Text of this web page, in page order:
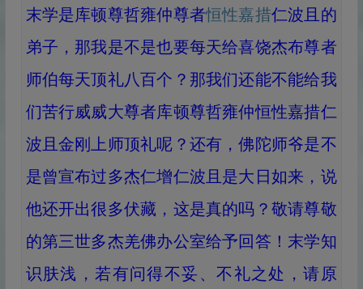
末学是库顿尊哲雍仲尊者恒性嘉措仁波且的
弟子，那我是不是也要每天给喜饶杰布尊者
师伯每天顶礼八百个？那我们还能不能给我
们苦行威威大尊者库顿尊哲雍仲恒性嘉措仁
波且金刚上师顶礼呢？还有，佛陀师爷是不
是曾宣布过多杰仁增仁波且是大日如来，说
他还开出很多伏藏，这是真的吗？敬请尊敬
的第三世多杰羌佛办公室给予回答！末学知
识肤浅，若有问得不妥、不礼之处，请原